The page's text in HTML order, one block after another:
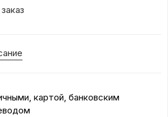
картой, банковским